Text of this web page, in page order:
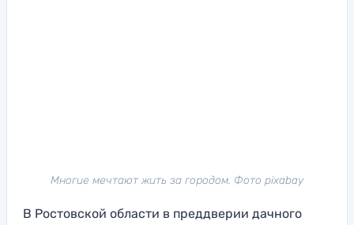
Многие мечтают жить за городом. Фото pixabay
В Ростовской области в преддверии дачного